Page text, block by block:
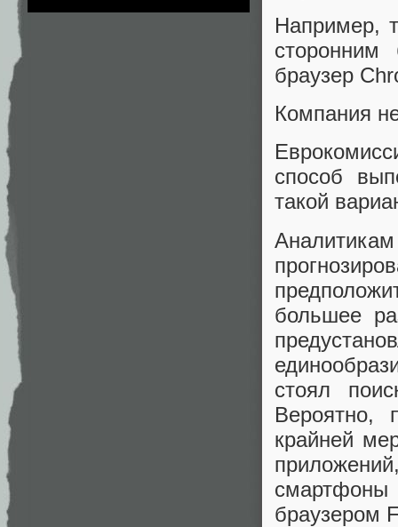
Например,
браузер
Компания
способ
такой
большее
стоял
Вероятно,
крайней
браузером